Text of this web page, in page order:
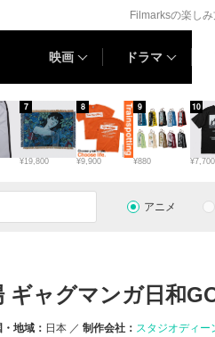
Filmarksの楽し
映画 ドラマ
¥19,800
7
¥9,900
8
¥880
9
¥7,700
10
アニメ
ギャグマンガ日和
地域： 日本 制作会社： スタジオディー